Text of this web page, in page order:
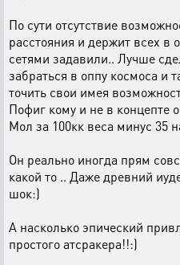
По сути отсутствие
расстояния и держит всех в
сетями задавили.. Лучше
забраться в оппу космоса и
точить свои имея
Пофиг кому и не в концепте
Мол за 100кк веса минус 35
Он реально иногда прям
какой то .. Даже древний
шок:)
А насколько эпический
простого атсракера!!:)